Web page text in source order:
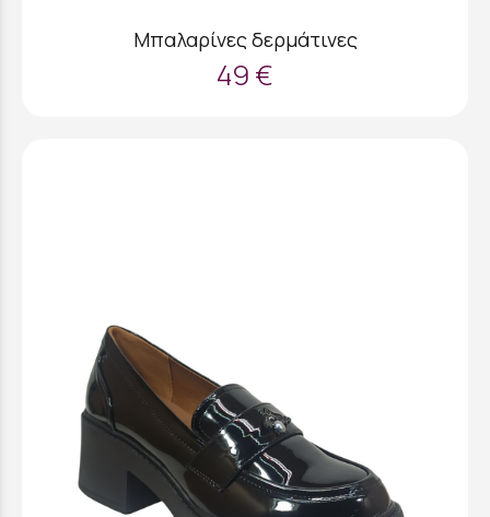
Μπαλαρίνες δερμάτινες
49 €